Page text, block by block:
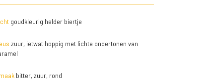
goudkleurig helder biertje
zuur, ietwat hoppig met lichte ondertonen van
bitter, zuur, rond